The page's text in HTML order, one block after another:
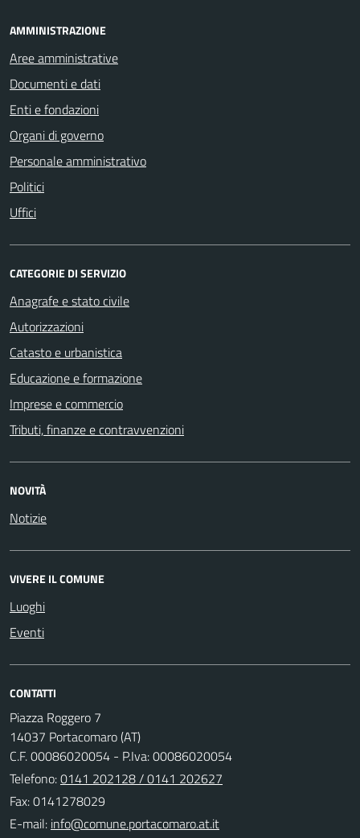
AMMINISTRAZIONE
Aree amministrative
Documenti e dati
Enti e fondazioni
Organi di governo
Personale amministrativo
Politici
Uffici
CATEGORIE DI SERVIZIO
Anagrafe e stato civile
Autorizzazioni
Catasto e urbanistica
Educazione e formazione
Imprese e commercio
Tributi, finanze e contravvenzioni
NOVITÀ
Notizie
VIVERE IL COMUNE
Luoghi
Eventi
CONTATTI
Piazza Roggero 7
14037 Portacomaro (AT)
C.F. 00086020054 - P.Iva: 00086020054
Telefono:0141 202128 / 0141 202627
Fax: 0141278029
E-mail: